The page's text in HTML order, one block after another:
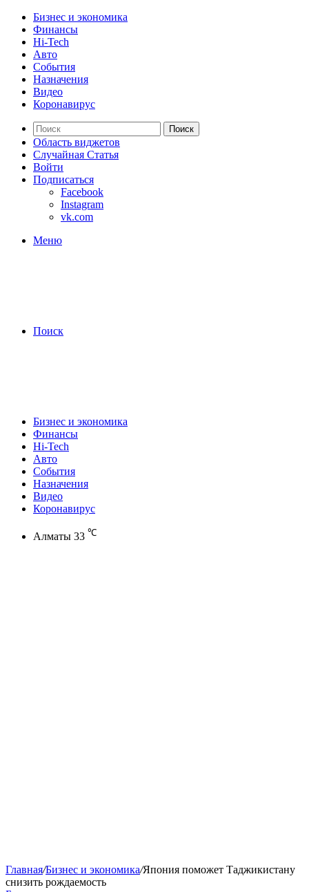
Бизнес и экономика
Финансы
Hi-Tech
Авто
События
Назначения
Видео
Коронавирус
Поиск
Область виджетов
Случайная Статья
Войти
Подписаться
Facebook
Instagram
vk.com
Меню
Поиск
Бизнес и экономика
Финансы
Hi-Tech
Авто
События
Назначения
Видео
Коронавирус
Алматы 33 ℃
Главная/Бизнес и экономика/Япония поможет Таджикистану
снизить рождаемость